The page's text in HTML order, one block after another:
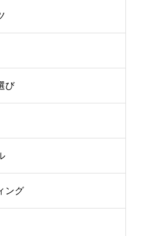
び
ング